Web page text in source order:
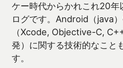
ケー時代からかれこれ20年
ログです。Android（java
（Xcode, Objective-C,
発）に関する技術的なこと
す。